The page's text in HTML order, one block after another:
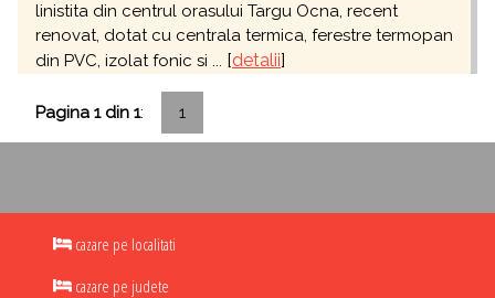
linistita din centrul orasului Targu Ocna, recent
renovat, dotat cu centrala termica, ferestre termopan
din PVC, izolat fonic si ... [detalii]
Pagina 1 din 1: 1
cazare pe localitati
cazare pe judete